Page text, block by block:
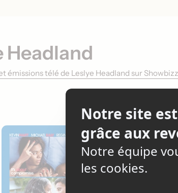
Headland
émissions télé de Leslye Headland sur
Scénariste